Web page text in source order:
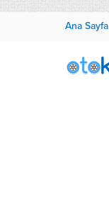
Ana Sayfa